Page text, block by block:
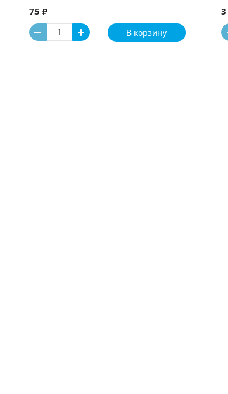
75 ₽
В корзину